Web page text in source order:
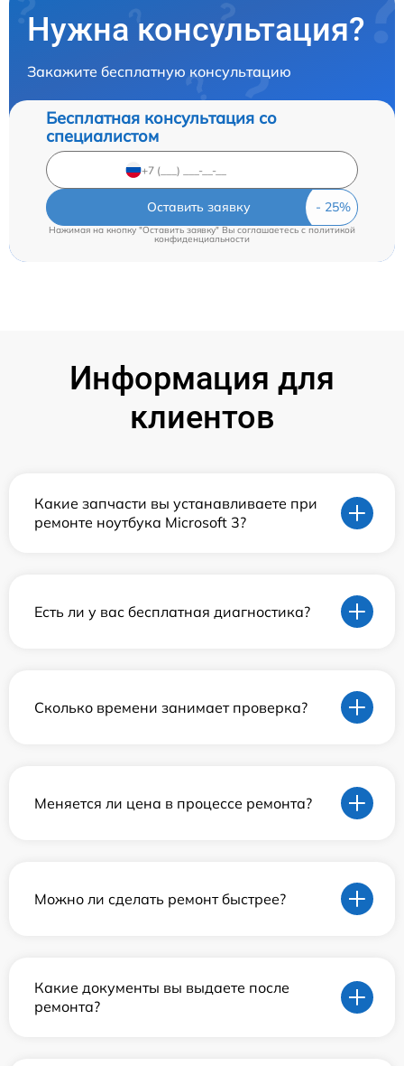
Нужна консультация?
Закажите бесплатную консультацию
Бесплатная консультация со
специалистом
Оставить заявку
Нажимая на кнопку "Оставить заявку" Вы соглашаетесь c политикой
конфиденциальности
Информация для
клиентов
Какие запчасти вы устанавливаете при
ремонте ноутбука Microsoft 3?
Есть ли у вас бесплатная диагностика?
Сколько времени занимает проверка?
Меняется ли цена в процессе ремонта?
Можно ли сделать ремонт быстрее?
Какие документы вы выдаете после
ремонта?